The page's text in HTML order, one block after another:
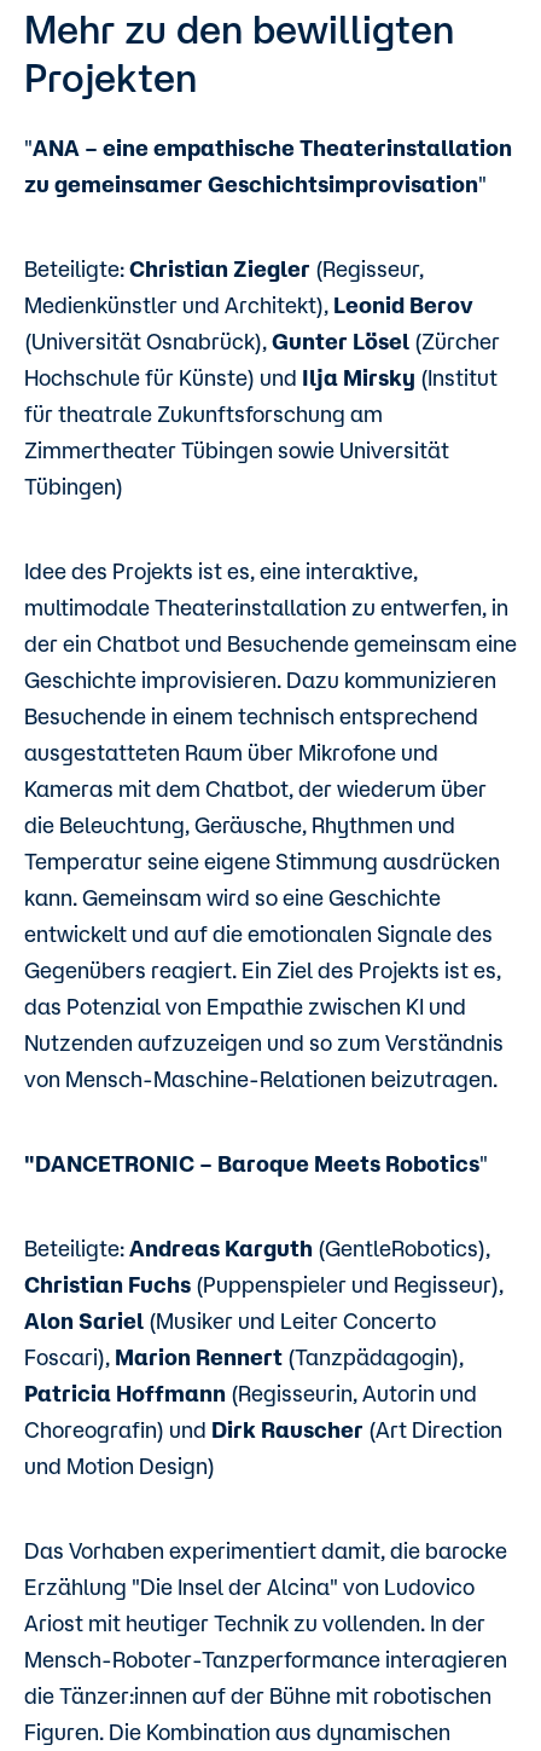
Mehr zu den bewilligten
Projekten
"ANA – eine empathische Theaterinstallation
zu gemeinsamer Geschichtsimprovisation"
Beteiligte: Christian Ziegler (Regisseur,
Medienkünstler und Architekt), Leonid Berov
(Universität Osnabrück), Gunter Lösel (Zürcher
Hochschule für Künste) und Ilja Mirsky (Institut
für theatrale Zukunftsforschung am
Zimmertheater Tübingen sowie Universität
Tübingen)
Idee des Projekts ist es, eine interaktive,
multimodale Theaterinstallation zu entwerfen, in
der ein Chatbot und Besuchende gemeinsam eine
Geschichte improvisieren. Dazu kommunizieren
Besuchende in einem technisch entsprechend
ausgestatteten Raum über Mikrofone und
Kameras mit dem Chatbot, der wiederum über
die Beleuchtung, Geräusche, Rhythmen und
Temperatur seine eigene Stimmung ausdrücken
kann. Gemeinsam wird so eine Geschichte
entwickelt und auf die emotionalen Signale des
Gegenübers reagiert. Ein Ziel des Projekts ist es,
das Potenzial von Empathie zwischen KI und
Nutzenden aufzuzeigen und so zum Verständnis
von Mensch-Maschine-Relationen beizutragen.
"DANCETRONIC – Baroque Meets Robotics"
Beteiligte: Andreas Karguth (GentleRobotics),
Christian Fuchs (Puppenspieler und Regisseur),
Alon Sariel (Musiker und Leiter Concerto
Foscari), Marion Rennert (Tanzpädagogin),
Patricia Hoffmann (Regisseurin, Autorin und
Choreografin) und Dirk Rauscher (Art Direction
und Motion Design)
Das Vorhaben experimentiert damit, die barocke
Erzählung "Die Insel der Alcina" von Ludovico
Ariost mit heutiger Technik zu vollenden. In der
Mensch-Roboter-Tanzperformance interagieren
die Tänzer:innen auf der Bühne mit robotischen
Figuren. Die Kombination aus dynamischen